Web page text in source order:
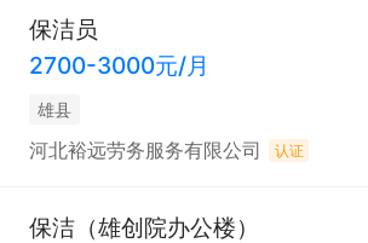
保洁员
2700-3000元/月
雄县
河北裕远劳务服务有限公司 认证
保洁（雄创院办公楼）